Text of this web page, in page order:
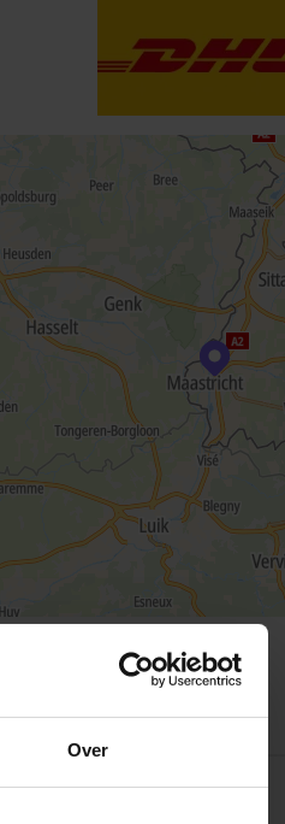
Over
Locatie Maastricht